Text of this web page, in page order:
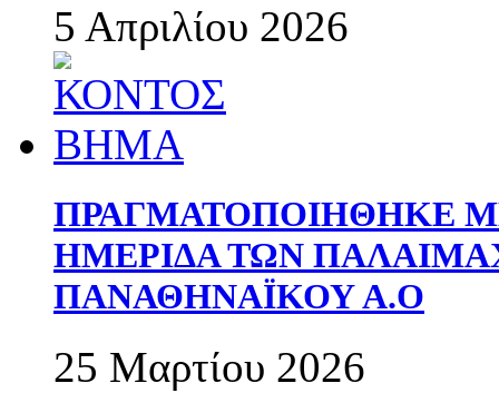
5 Απριλίου 2026
ΠΡΑΓΜΑΤΟΠΟΙΗΘΗΚΕ
ΗΜΕΡΙΔΑ ΤΩΝ
ΠΑΝΑΘΗΝΑΪΚΟΥ Α.Ο
25 Μαρτίου 2026